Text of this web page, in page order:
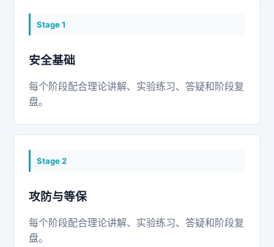
Stage1
安全基础
每个阶段配合理论讲解、实验练习、答疑和阶段复
盘。
Stage2
攻防与等保
每个阶段配合理论讲解、实验练习、答疑和阶段复
盘。